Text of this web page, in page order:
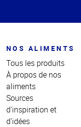
NOS ALIMENTS
Tous les produits
À propos de nos
aliments
Sources
d'inspiration et
d'idées